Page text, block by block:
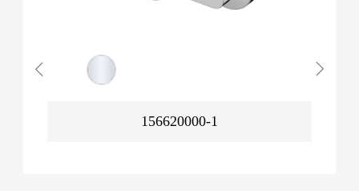
156620000-1